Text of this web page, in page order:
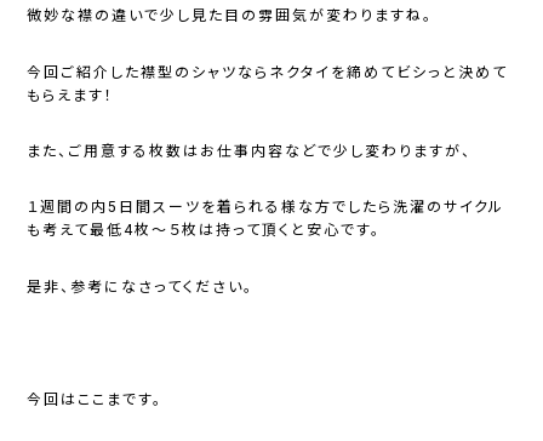
微妙な襟の違いで少し見た目の雰囲気が変わりますね。
今回ご紹介した襟型のシャツならネクタイを締めてビシっと決めて
もらえます！
また、ご用意する枚数はお仕事内容などで少し変わりますが、
１週間の内5日間スーツを着られる様な方でしたら洗濯のサイクル
も考えて最低4枚～５枚 は持って頂くと安心です。
是非、参考になさってください。
今回はここまです。